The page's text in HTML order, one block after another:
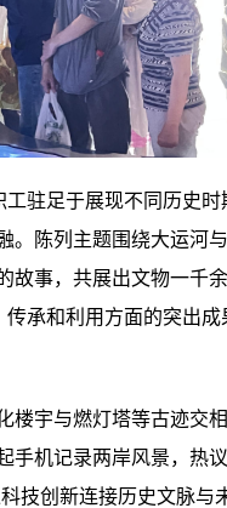
工驻足于展现不同历史
陈列主题围绕大运河
故事，共展出文物一千
承和利用方面的突出
楼宇与燃灯塔等古迹交
手机记录两岸风景，热
技创新连接历史文脉与